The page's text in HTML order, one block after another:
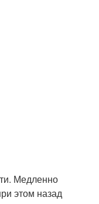
Медленно
этом назад